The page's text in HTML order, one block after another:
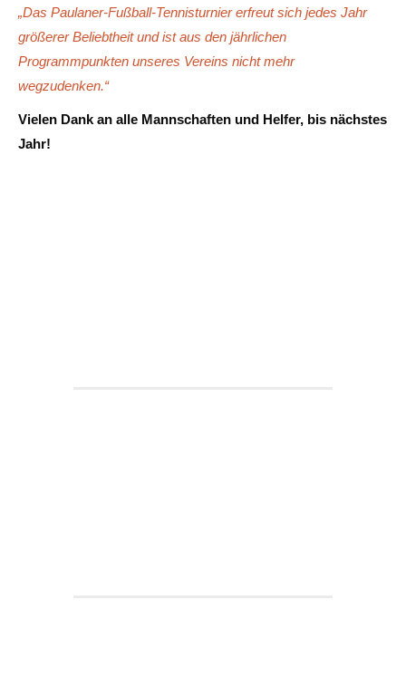
„Das Paulaner-Fußball-Tennisturnier erfreut sich jedes Jahr
größerer Beliebtheit und ist aus den jährlichen
Programmpunkten unseres Vereins nicht mehr
wegzudenken.“
Vielen Dank an alle Mannschaften und Helfer, bis nächstes
Jahr!